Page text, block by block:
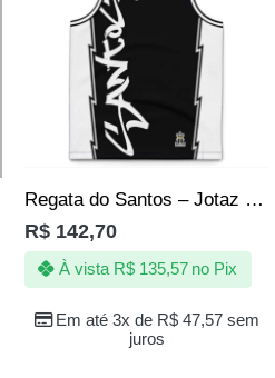
Regata do Santos – Jotaz – Grafite black – Masculino
R$ 142,70
Em até 3x de R$ 47,57 sem
juros
À vista R$135,57 no Pix